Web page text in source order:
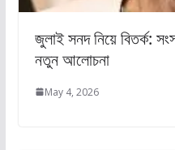
জুলাই সনদ নিয়ে বিতর্ক:
নতুন আলোচনা
May 4, 2026